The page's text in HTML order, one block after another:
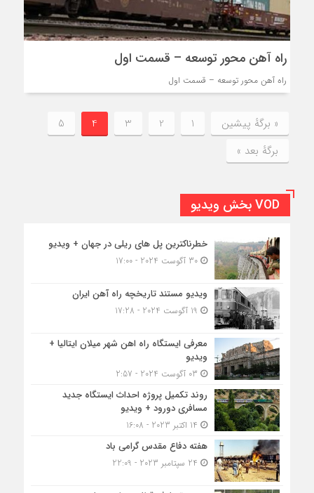
راه آهن محور توسعه – قسمت اول
راه آهن محور توسعه – قسمت اول
« برگه‌ٔ پیشین 1
2
3
4
5
برگهٔ بعد »
VOD بخش ویدیو
خطرناکترین پل های ریلی در جهان + ویدیو
30 آگوست 2024 - 17:00
ویدیو مستند تاریخچه راه آهن ایران
معرفی ایستگاه راه اهن شهر میلان ایتالیا +
ویدیو
روند تکمیل پروژه احداث ایستگاه جدید
مسافری دورود + ویدیو
هفته دفاع مقدس گرامی باد